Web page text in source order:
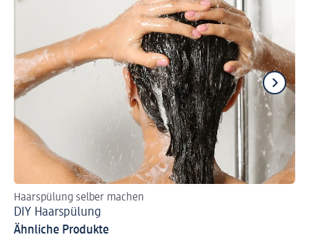
Haarspülung selber machen
DIY Haarspülung
Ähnliche Produkte